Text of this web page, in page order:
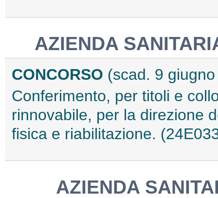
AZIENDA
CONCORSO (scad. 9
Conferimento, per titoli e
rinnovabile, per la direzione
fisica e riabilitazione.
AZIENDA